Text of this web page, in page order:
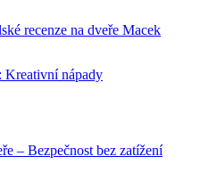
recenze na dveře Macek
Kreativní nápady